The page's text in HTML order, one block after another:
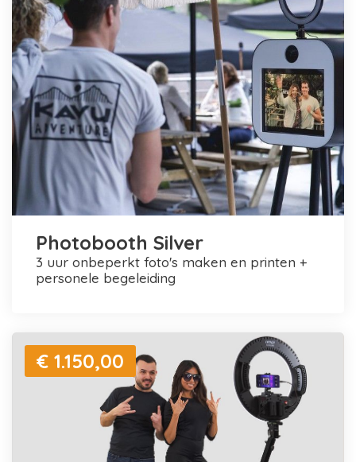
Photobooth Silver
3 uur onbeperkt foto's maken en printen +
personele begeleiding
€ 1.150,00